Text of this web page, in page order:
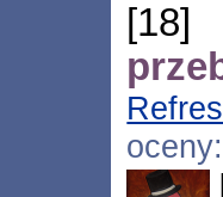
[18]
oceny: